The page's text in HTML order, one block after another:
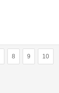
8 9 10